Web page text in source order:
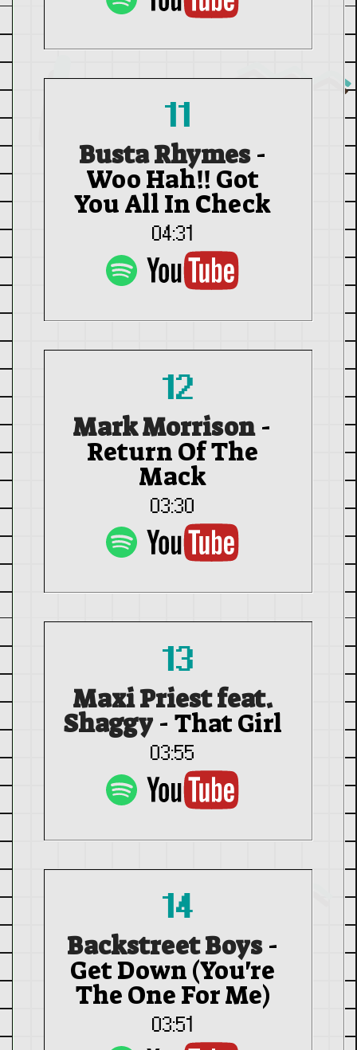
11
Busta Rhymes -
Woo Hah!! Got
You All In Check
04:31
12
Mark Morrison -
Return Of The
Mack
03:30
13
Maxi Priest feat.
Shaggy - That Girl
03:55
14
Backstreet Boys -
Get Down (You're
The One For Me)
03:51